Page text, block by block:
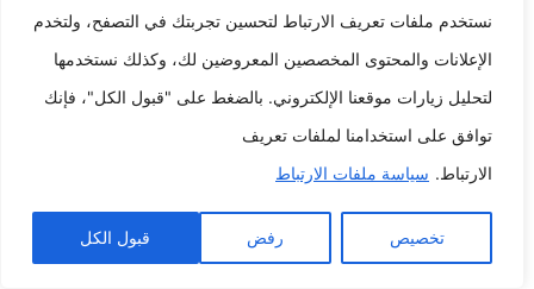
نستخدم ملفات تعريف الارتباط لتحسين تجربتك في التصفح، ولتخدم
الإعلانات والمحتوى المخصصين المعروضين لك، وكذلك نستخدمها
لتحليل زيارات موقعنا الإلكتروني. بالضغط على "قبول الكل"، فإنك
توافق على استخدامنا لملفات تعريف
الارتباط. سياسة ملفات الارتباط
تخصيص رفض قبول الكل
والبقاء على
صدارة التنافس
تصنيفات
دليل السفر